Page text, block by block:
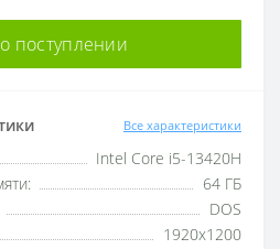
поступлении
Все характеристики
Intel Core i5-13420H
64 ГБ
DOS
1920x1200